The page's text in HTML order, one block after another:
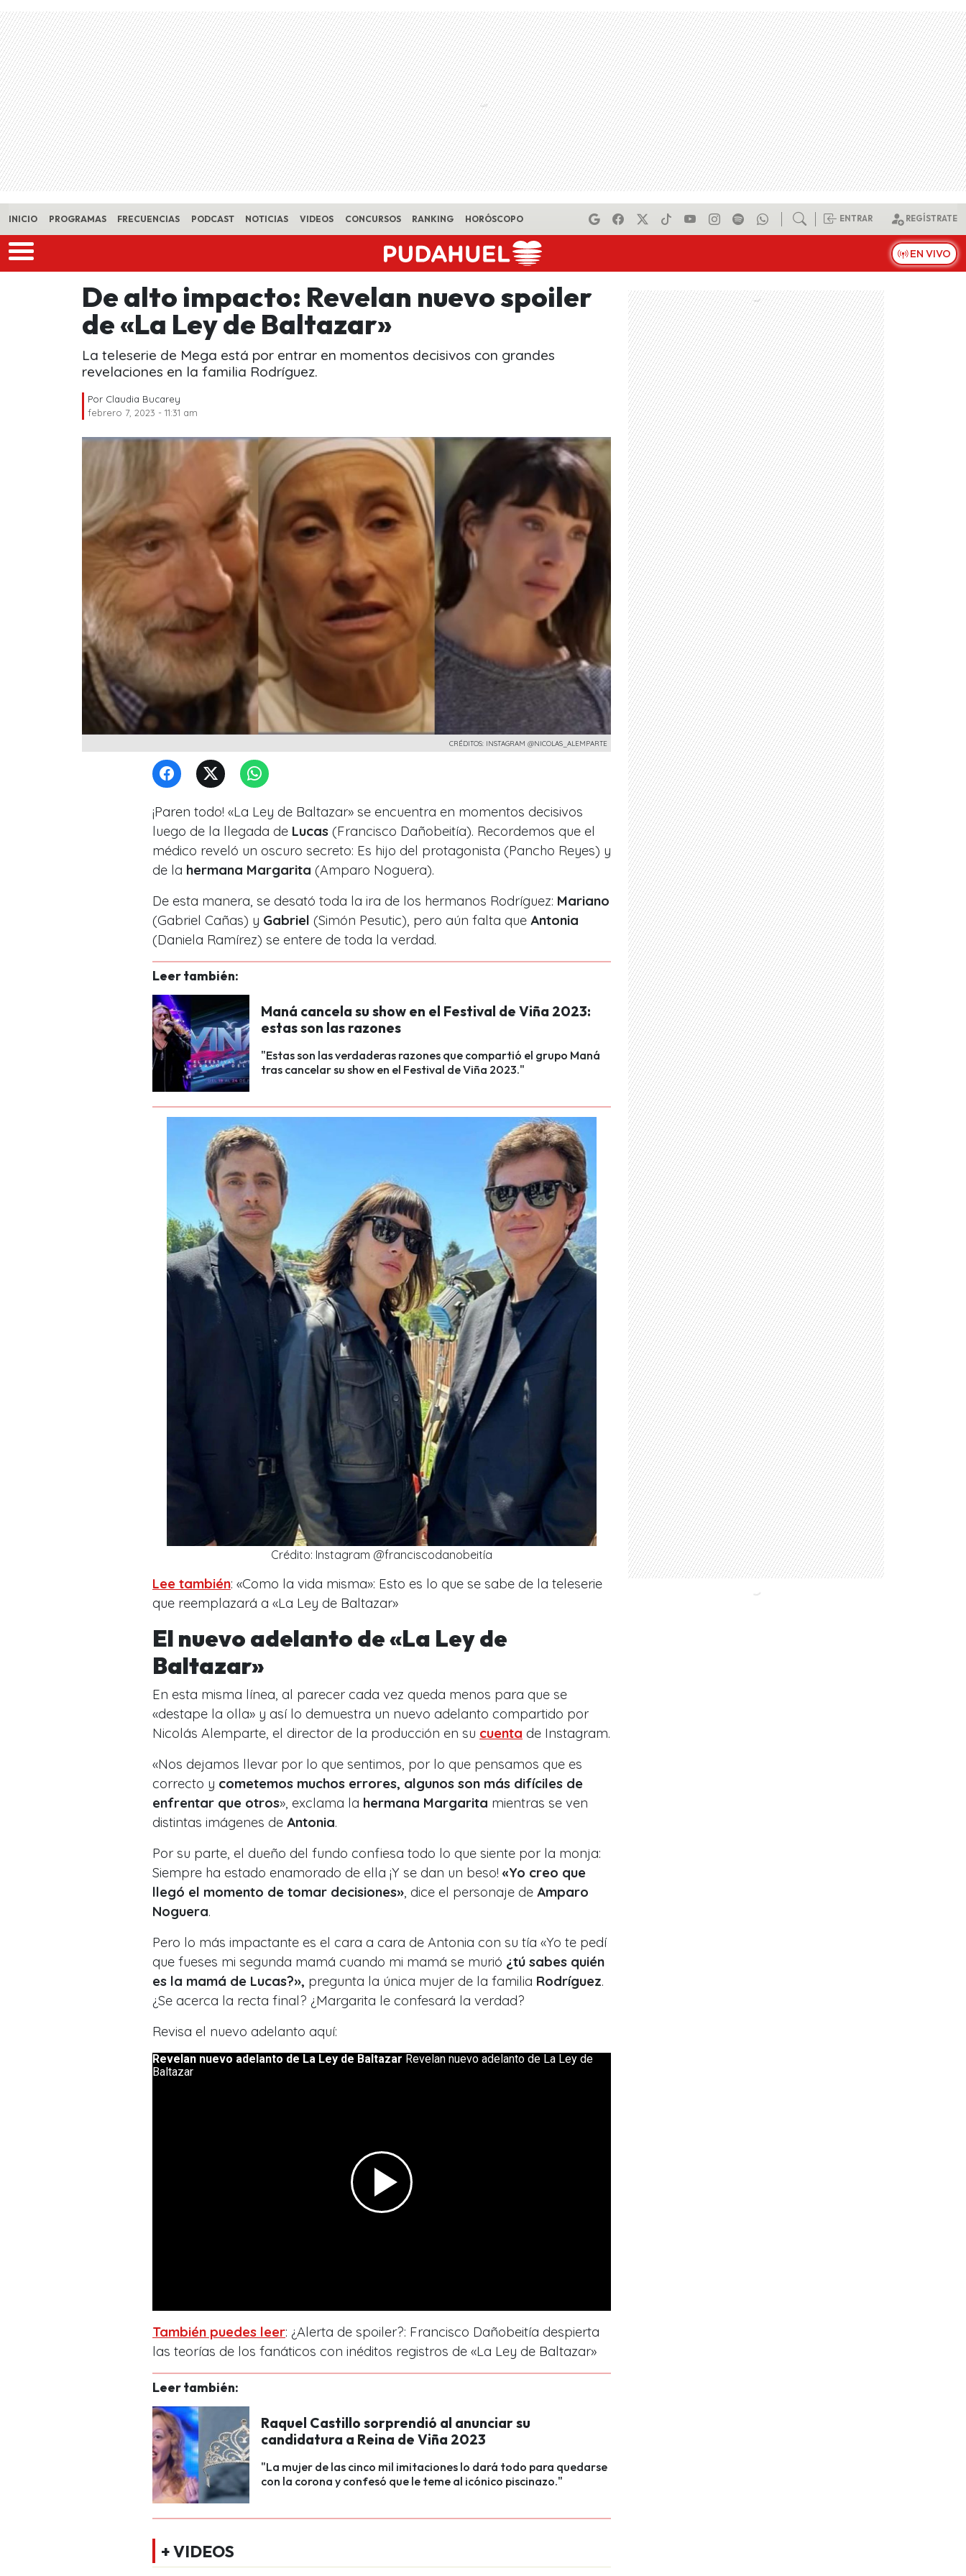
Skip to main content
INICIO PROGRAMAS FRECUENCIAS PODCAST NOTICIAS VIDEOS CONCURSOS RANKING HORÓSCOPO ENTRAR REGÍSTRATE
EN VIVO
De alto impacto: Revelan nuevo spoiler
de «La Ley de Baltazar»
La teleserie de Mega está por entrar en momentos decisivos con grandes
revelaciones en la familia Rodríguez.
Por Claudia Bucarey
febrero 7, 2023 - 11:31 am
CRÉDITOS: INSTAGRAM @NICOLAS_ALEMPARTE
¡Paren todo! «La Ley de Baltazar» se encuentra en momentos decisivos
luego de la llegada de Lucas (Francisco Dañobeitía). Recordemos que el
médico reveló un oscuro secreto: Es hijo del protagonista (Pancho Reyes) y
de la hermana Margarita (Amparo Noguera).
De esta manera, se desató toda la ira de los hermanos Rodríguez: Mariano
(Gabriel Cañas) y Gabriel (Simón Pesutic), pero aún falta que Antonia
(Daniela Ramírez) se entere de toda la verdad.
Leer también:
Maná cancela su show en el Festival de Viña 2023:
estas son las razones
"Estas son las verdaderas razones que compartió el grupo Maná
tras cancelar su show en el Festival de Viña 2023."
Crédito: Instagram @franciscodanobeitía
Lee también: «Como la vida misma»: Esto es lo que se sabe de la teleserie
que reemplazará a «La Ley de Baltazar»
El nuevo adelanto de «La Ley de
Baltazar»
En esta misma línea, al parecer cada vez queda menos para que se
«destape la olla» y así lo demuestra un nuevo adelanto compartido por
Nicolás Alemparte, el director de la producción en su cuenta de Instagram.
«Nos dejamos llevar por lo que sentimos, por lo que pensamos que es
correcto y cometemos muchos errores, algunos son más difíciles de
enfrentar que otros», exclama la hermana Margarita mientras se ven
distintas imágenes de Antonia.
Por su parte, el dueño del fundo confiesa todo lo que siente por la monja:
Siempre ha estado enamorado de ella ¡Y se dan un beso! «Yo creo que
llegó el momento de tomar decisiones», dice el personaje de Amparo
Noguera.
Pero lo más impactante es el cara a cara de Antonia con su tía «Yo te pedí
que fueses mi segunda mamá cuando mi mamá se murió ¿tú sabes quién
es la mamá de Lucas?», pregunta la única mujer de la familia Rodríguez.
¿Se acerca la recta final? ¿Margarita le confesará la verdad?
Revisa el nuevo adelanto aquí:
También puedes leer: ¿Alerta de spoiler?: Francisco Dañobeitía despierta
las teorías de los fanáticos con inéditos registros de «La Ley de Baltazar»
Leer también:
Raquel Castillo sorprendió al anunciar su
candidatura a Reina de Viña 2023
"La mujer de las cinco mil imitaciones lo dará todo para quedarse
con la corona y confesó que le teme al icónico piscinazo."
+ VIDEOS